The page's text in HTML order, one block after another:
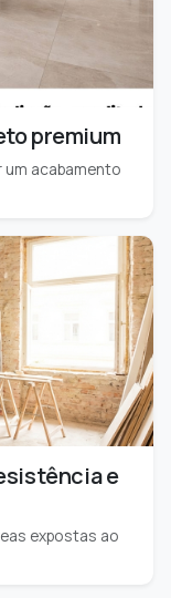
premium
acabamento
e
expostas ao